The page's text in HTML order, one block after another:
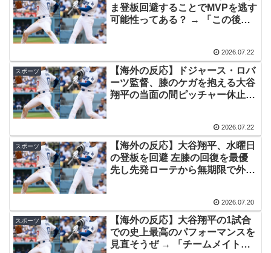
に！アメリカ人もポット1争いに熱視線！【海外の反応】
▶ 裏庭に現れたクマがスカンクに撃退されるまさかの瞬
間！！
▶ 韓国人「SKハイニックスが10%台の暴落！外国人投資家
と機関が売り越しを仕掛けコスピが4%を超える大幅な下
落‥」
▶ 【MLB】ドジャースファン「7連敗はしんどいわ……」
→ 「まだまだ7.5ゲーム差もあるんだぞ」「毎年暑い季節
に負けることが増えるけど結局10月には勝って終わるん
だよ」
▶ 韓国人「本当にこれだけは日本がうらやましいと感じる
ものがこちら・・・」
▶ 【衝撃】韓国人「日本の軽トラ、原型どこ行った」
▶ 海外「この日本アニメはマジでぶっ飛んでる！ｗ」外国
人が予測不可能でぶっ飛んでると評価した日本アニメと
ま登板回避することでMVPを逃す
可能性ってある？ → 「この後投
2026.07.22
スポーツ
【海外の反応】ドジャース・ロバ
ーツ監督、膝のケガを抱える大谷
翔平の当面の間ピッチャー休止を
2026.07.22
スポーツ
【海外の反応】大谷翔平、水曜日
の登板を回避 左膝の回復を最優
先し先発ローテから無期限で外れ
して成績がバグりまくる予感」
2026.07.20
スポーツ
【海外の反応】大谷翔平の1試合
での史上最高のパフォーマンスを
見直そうぜ → 「チームメイトの